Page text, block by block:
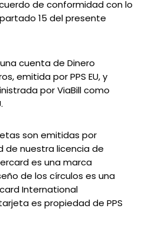
de conformidad con lo
15 del presente
cuenta de Dinero
emitida por PPS EU, y
por ViaBill como
son emitidas por
de nuestra licencia de
es una marca
de los círculos es una
International
es propiedad de PPS